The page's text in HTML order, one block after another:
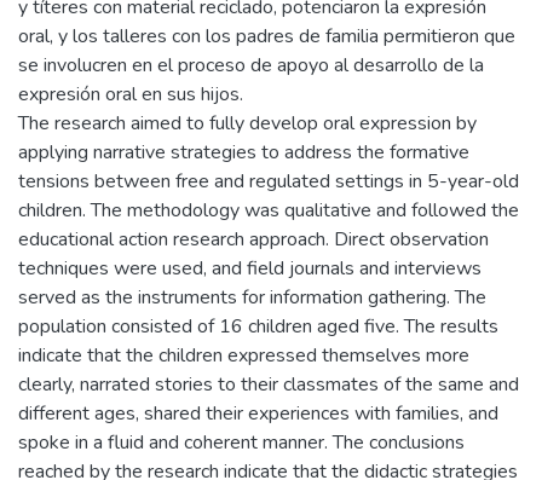
y títeres con material reciclado, potenciaron la expresión
oral, y los talleres con los padres de familia permitieron que
se involucren en el proceso de apoyo al desarrollo de la
expresión oral en sus hijos.
The research aimed to fully develop oral expression by
applying narrative strategies to address the formative
tensions between free and regulated settings in 5-year-old
children. The methodology was qualitative and followed the
educational action research approach. Direct observation
techniques were used, and field journals and interviews
served as the instruments for information gathering. The
population consisted of 16 children aged five. The results
indicate that the children expressed themselves more
clearly, narrated stories to their classmates of the same and
different ages, shared their experiences with families, and
spoke in a fluid and coherent manner. The conclusions
reached by the research indicate that the didactic strategies